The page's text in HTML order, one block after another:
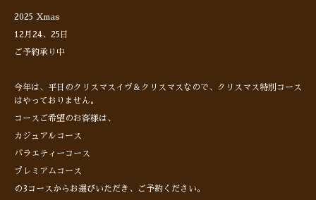
2025 Xmas
12月24、25日
ご予約承り中
今年は、平日のクリスマスイヴ＆クリスマスなので、クリスマス特別コース
はやっておりません。
コースご希望のお客様は、
カジュアルコース
バラエティーコース
プレミアムコース
の3コースからお選びいただき、ご予約ください。